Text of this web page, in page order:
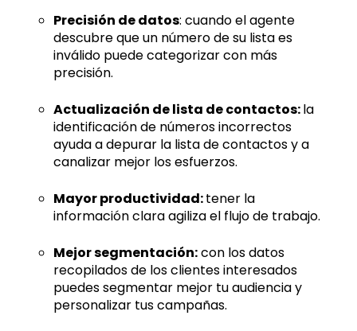
Precisión de datos: cuando el agente
descubre que un número de su lista es
inválido puede categorizar con más
precisión.
Actualización de lista de contactos:la
identificación de números incorrectos
ayuda a depurar la lista de contactos y a
canalizar mejor los esfuerzos.
Mayor productividad:tener la
información clara agiliza el flujo de trabajo.
Mejor segmentación:con los datos
recopilados de los clientes interesados
puedes segmentar mejor tu audiencia y
personalizar tus campañas.